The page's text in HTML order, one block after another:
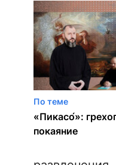
По теме
«Пикасо́»:
покаяние